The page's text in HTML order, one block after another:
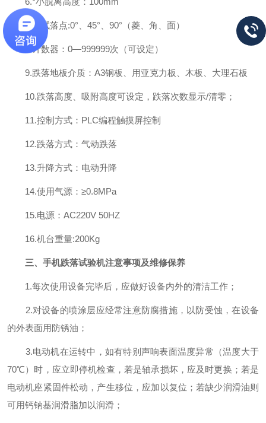
7.测试落点:0°、45°、90°（菱、角、面）
8.计数器：0—999999次（可设定）
9.跌落地板介质：A3钢板、用亚克力板、木板、大理石板
10.跌落高度、吸附高度可设定，跌落次数显示/清零；
11.控制方式：PLC编程触摸屏控制
12.跌落方式：气动跌落
13.升降方式：电动升降
14.使用气源：≥0.8MPa
15.电源：AC220V 50HZ
16.机台重量:200Kg
三、手机跌落试验机注意事项及维修保养
1.每次使用设备完毕后，应做好设备内外的清洁工作；
2.对设备的喷涂层应经常注意防腐措施，以防受蚀，在设备
的外表面用防锈油；
3.电动机在运转中，如有特别声响表面温度异常（温度大于
70℃）时，应立即停机检查，若是轴承损坏，应及时更换；若是
电动机座紧固件松动，产生移位，应加以复位；若缺少润滑油则
可用钙钠基润滑脂加以润滑；